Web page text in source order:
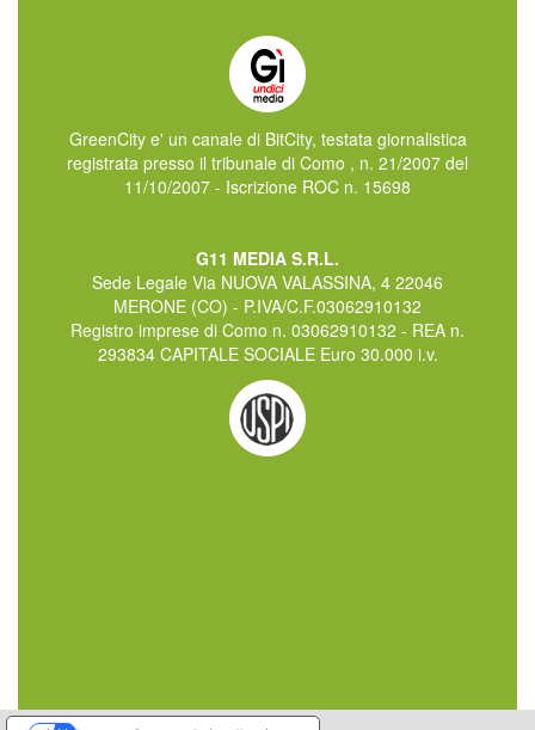
GreenCity e' un canale di BitCity, testata giornalistica
registrata presso il tribunale di Como , n. 21/2007 del
11/10/2007 - Iscrizione ROC n. 15698
G11 MEDIA S.R.L.
Sede Legale Via NUOVA VALASSINA, 4 22046
MERONE (CO) - P.IVA/C.F.03062910132
Registro imprese di Como n. 03062910132 - REA n.
293834 CAPITALE SOCIALE Euro 30.000 i.v.